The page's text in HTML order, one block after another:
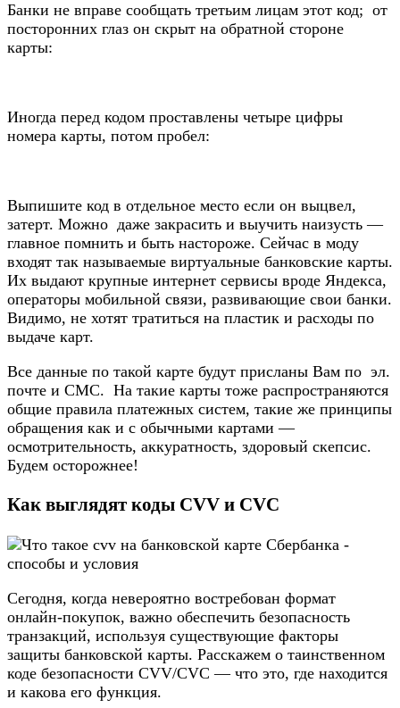
Банки не вправе сообщать третьим лицам этот код; от
посторонних глаз он скрыт на обратной стороне
карты:
Иногда перед кодом проставлены четыре цифры
номера карты, потом пробел:
Выпишите код в отдельное место если он выцвел,
затерт. Можно даже закрасить и выучить наизусть —
главное помнить и быть настороже. Сейчас в моду
входят так называемые виртуальные банковские карты.
Их выдают крупные интернет сервисы вроде Яндекса,
операторы мобильной связи, развивающие свои банки.
Видимо, не хотят тратиться на пластик и расходы по
выдаче карт.
Все данные по такой карте будут присланы Вам по эл.
почте и СМС. На такие карты тоже распространяются
общие правила платежных систем, такие же принципы
обращения как и с обычными картами —
осмотрительность, аккуратность, здоровый скепсис.
Будем осторожнее!
Как выглядят коды CVV и CVC
Сегодня, когда невероятно востребован формат
онлайн-покупок, важно обеспечить безопасность
транзакций, используя существующие факторы
защиты банковской карты. Расскажем о таинственном
коде безопасности CVV/CVC — что это, где находится
и какова его функция.